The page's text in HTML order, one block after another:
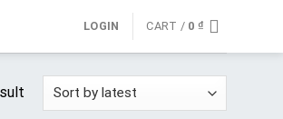
LOGIN CART / 0 ₫